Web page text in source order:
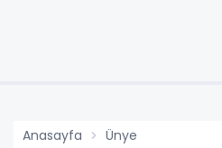
Anasayfa Ünye